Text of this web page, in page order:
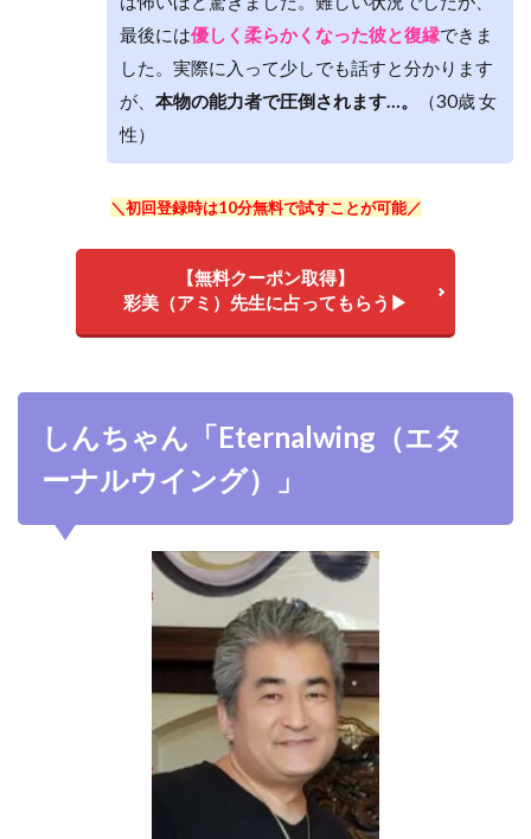
最後には優しく柔らかくなった彼と復縁できま
した。実際に入って少しでも話すと分かります
が、 本物の能力者で圧倒されます…。
（30歳 女
性）
＼初回登録時は10分無料で試すことが可能／
【無料クーポン取得】
彩美（アミ）先生に占ってもらう▶
しんちゃん「Eternalwing（エタ
ーナルウイング）」